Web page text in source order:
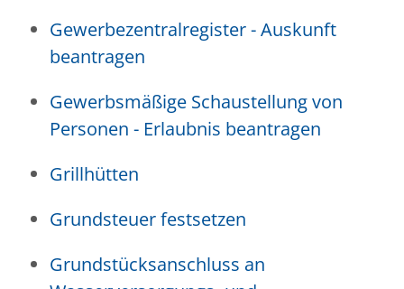
Gewerbezentralregister - Auskunft
beantragen
Gewerbsmäßige Schaustellung von
Personen - Erlaubnis beantragen
Grillhütten
Grundsteuer festsetzen
Grundstücksanschluss an